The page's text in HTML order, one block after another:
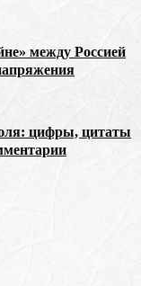
между Россией
цифры, цитаты